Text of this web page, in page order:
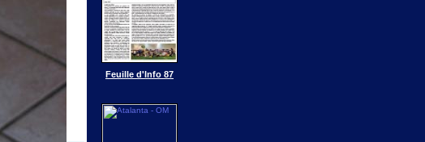
Feuille d'Info 87